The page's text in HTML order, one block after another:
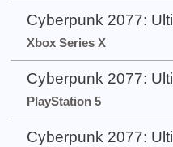
Cyberpunk 2077:
Xbox Series X
Cyberpunk 2077:
PlayStation 5
Cyberpunk 2077: